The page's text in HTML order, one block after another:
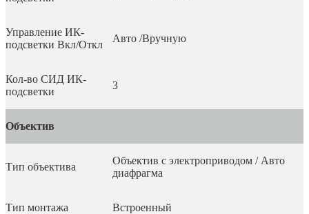
Управление ИК-
подсветки Вкл/Откл
Авто /Вручную
Кол-во СИД ИК-
подсветки
3
Объектив
Тип объектива
Объектив с электроприводом / Авто
диафрагма
Тип монтажа Встроенный